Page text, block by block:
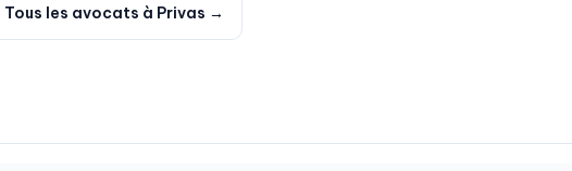
Tous les avocats à Privas →